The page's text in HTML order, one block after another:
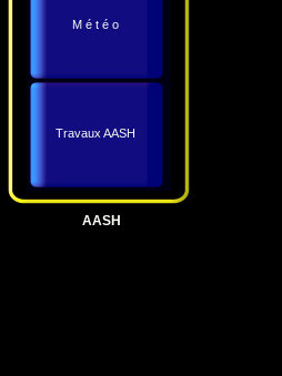
M é t é o
Travaux AASH
AASH